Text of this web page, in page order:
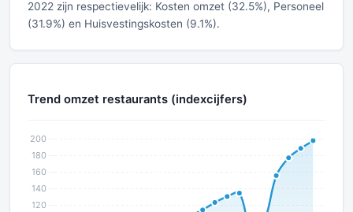
2022 zijn respectievelijk: Kosten omzet (32.5%), Personeel
(31.9%) en Huisvestingskosten (9.1%).
Trend omzet restaurants (indexcijfers)